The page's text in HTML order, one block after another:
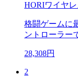
HORIワイヤ
格闘ゲームに
ントローラー
28,308円
2